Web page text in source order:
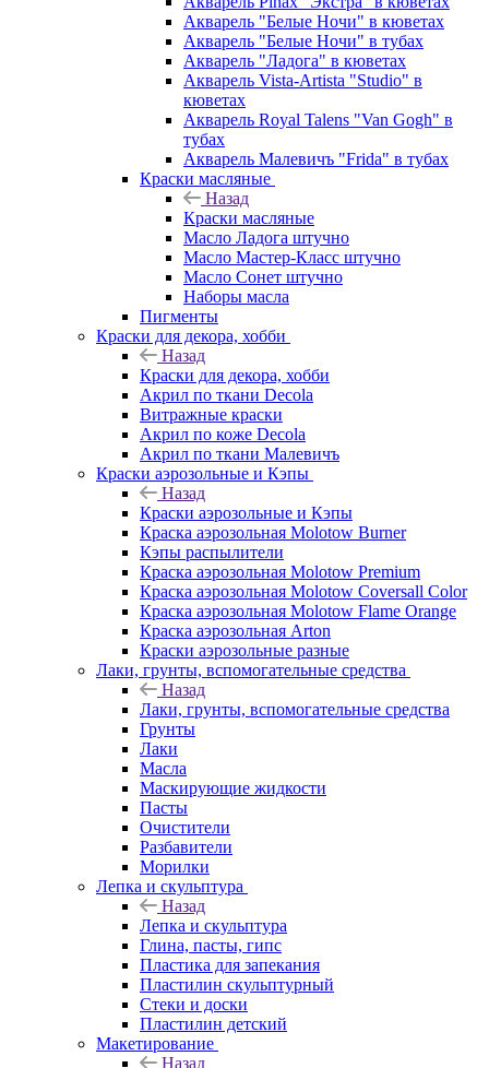
Акварель "Белые Ночи" в кюветах
Акварель "Белые Ночи" в тубах
Акварель "Ладога" в кюветах
Акварель Vista-Artista "Studio" в
кюветах
Акварель Royal Talens "Van Gogh" в
тубах
Акварель Малевичъ "Frida" в тубах
Краски масляные
Назад
Краски масляные
Масло Ладога штучно
Масло Мастер-Класс штучно
Масло Сонет штучно
Наборы масла
Пигменты
Краски для декора, хобби
Назад
Краски для декора, хобби
Акрил по ткани Decola
Витражные краски
Акрил по коже Decola
Акрил по ткани Малевичъ
Краски аэрозольные и Кэпы
Назад
Краски аэрозольные и Кэпы
Краска аэрозольная Molotow Burner
Кэпы распылители
Краска аэрозольная Molotow Premium
Краска аэрозольная Molotow Coversall Color
Краска аэрозольная Molotow Flame Orange
Краска аэрозольная Arton
Краски аэрозольные разные
Лаки, грунты, вспомогательные средства
Назад
Лаки, грунты, вспомогательные средства
Грунты
Лаки
Масла
Маскирующие жидкости
Пасты
Очистители
Разбавители
Морилки
Лепка и скульптура
Назад
Лепка и скульптура
Глина, пасты, гипс
Пластика для запекания
Пластилин скульптурный
Стеки и доски
Пластилин детский
Макетирование
Назад